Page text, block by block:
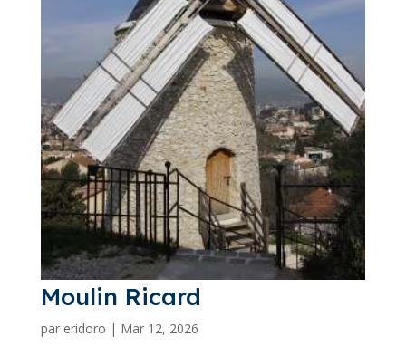
Moulin Ricard
par eridoro | Mar 12, 2026